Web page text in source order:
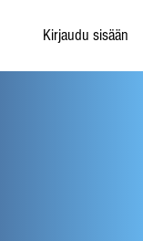
Kirjaudu sisään